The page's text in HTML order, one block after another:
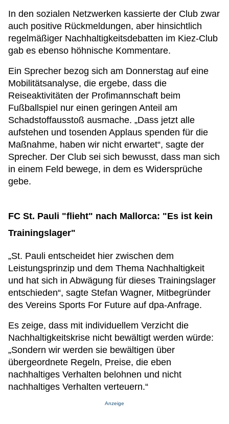
In den sozialen Netzwerken kassierte der Club zwar
auch positive Rückmeldungen, aber hinsichtlich
regelmäßiger Nachhaltigkeitsdebatten im Kiez-Club
gab es ebenso höhnische Kommentare.
Ein Sprecher bezog sich am Donnerstag auf eine
Mobilitätsanalyse, die ergebe, dass die
Reiseaktivitäten der Profimannschaft beim
Fußballspiel nur einen geringen Anteil am
Schadstoffausstoß ausmache. „Dass jetzt alle
aufstehen und tosenden Applaus spenden für die
Maßnahme, haben wir nicht erwartet“, sagte der
Sprecher. Der Club sei sich bewusst, dass man sich
in einem Feld bewege, in dem es Widersprüche
gebe.
FC St. Pauli "flieht" nach Mallorca: "Es ist kein
Trainingslager"
„St. Pauli entscheidet hier zwischen dem
Leistungsprinzip und dem Thema Nachhaltigkeit
und hat sich in Abwägung für dieses Trainingslager
entschieden“, sagte Stefan Wagner, Mitbegründer
des Vereins Sports For Future auf dpa-Anfrage.
Es zeige, dass mit individuellem Verzicht die
Nachhaltigkeitskrise nicht bewältigt werden würde:
„Sondern wir werden sie bewältigen über
übergeordnete Regeln, Preise, die eben
nachhaltiges Verhalten belohnen und nicht
nachhaltiges Verhalten verteuern.“
Anzeige